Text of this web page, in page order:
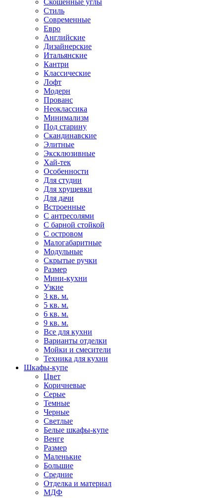
Скошенные углы
Стиль
Современные
Евро
Английские
Дизайнерские
Итальянские
Кантри
Классические
Лофт
Модерн
Прованс
Неоклассика
Минимализм
Под старину
Скандинавские
Элитные
Эксклюзивные
Хай-тек
Особенности
Для студии
Для хрущевки
Для дачи
Встроенные
С антресолями
С барной стойкой
С островом
Малогабаритные
Модульные
Скрытые ручки
Размер
Мини-кухни
Узкие
3 кв. м.
5 кв. м.
6 кв. м.
9 кв. м.
Все для кухни
Варианты отделки
Мойки и смесители
Техника для кухни
Шкафы-купе
Цвет
Коричневые
Серые
Темные
Черные
Светлые
Белые шкафы-купе
Венге
Размер
Маленькие
Большие
Средние
Отделка и материал
МДФ